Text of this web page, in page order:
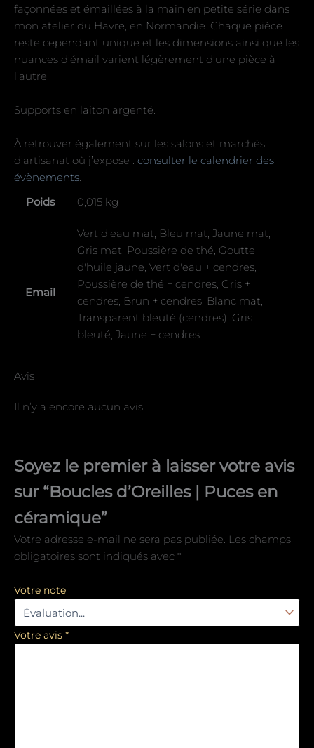
façonnées et émaillées à la main en petite série dans
mon atelier du Havre, en Normandie. Chaque pièce
reste cependant unique et les dimensions ainsi que les
nuances d’émail varient légèrement d’une pièce à
l’autre.
Supports en laiton argenté.
À retrouver également sur les salons et marchés
d’artisanat où j’expose : consulter le calendrier des
évènements.
Poids
0,015 kg
Email
Vert d'eau mat, Bleu mat, Jaune mat,
Gris mat, Poussière de thé, Goutte
d'huile jaune, Vert d'eau + cendres,
Poussière de thé + cendres, Gris +
cendres, Brun + cendres, Blanc mat,
Transparent bleuté (cendres), Gris
bleuté, Jaune + cendres
Avis
Il n’y a encore aucun avis
Soyez le premier à laisser votre avis
sur “Boucles d’Oreilles | Puces en
céramique”
Votre adresse e-mail ne sera pas publiée. Les champs
obligatoires sont indiqués avec *
Votre note
Votre avis *